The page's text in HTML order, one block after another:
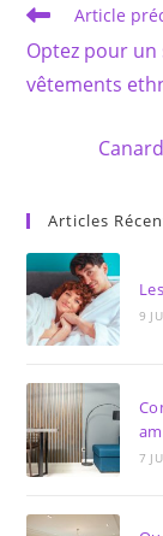
Read
articles
Article
Optez pour un
vêtements
Articles
9
7